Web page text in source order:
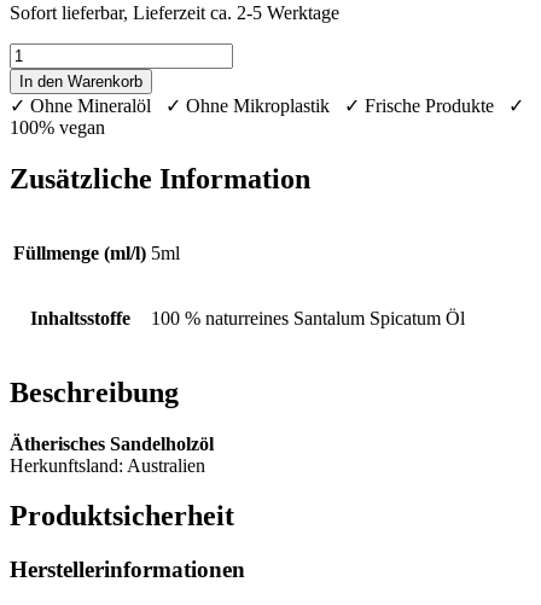
Sofort lieferbar, Lieferzeit ca. 2-5 Werktage
Sandelholz
Öl
Menge
In den Warenkorb
✓ Ohne Mineralöl ✓ Ohne Mikroplastik ✓ Frische Produkte ✓
100% vegan
Zusätzliche Information
Füllmenge (ml/l) 5ml
Inhaltsstoffe 100 % naturreines Santalum Spicatum Öl
Beschreibung
Ätherisches Sandelholzöl
Herkunftsland: Australien
Produktsicherheit
Herstellerinformationen